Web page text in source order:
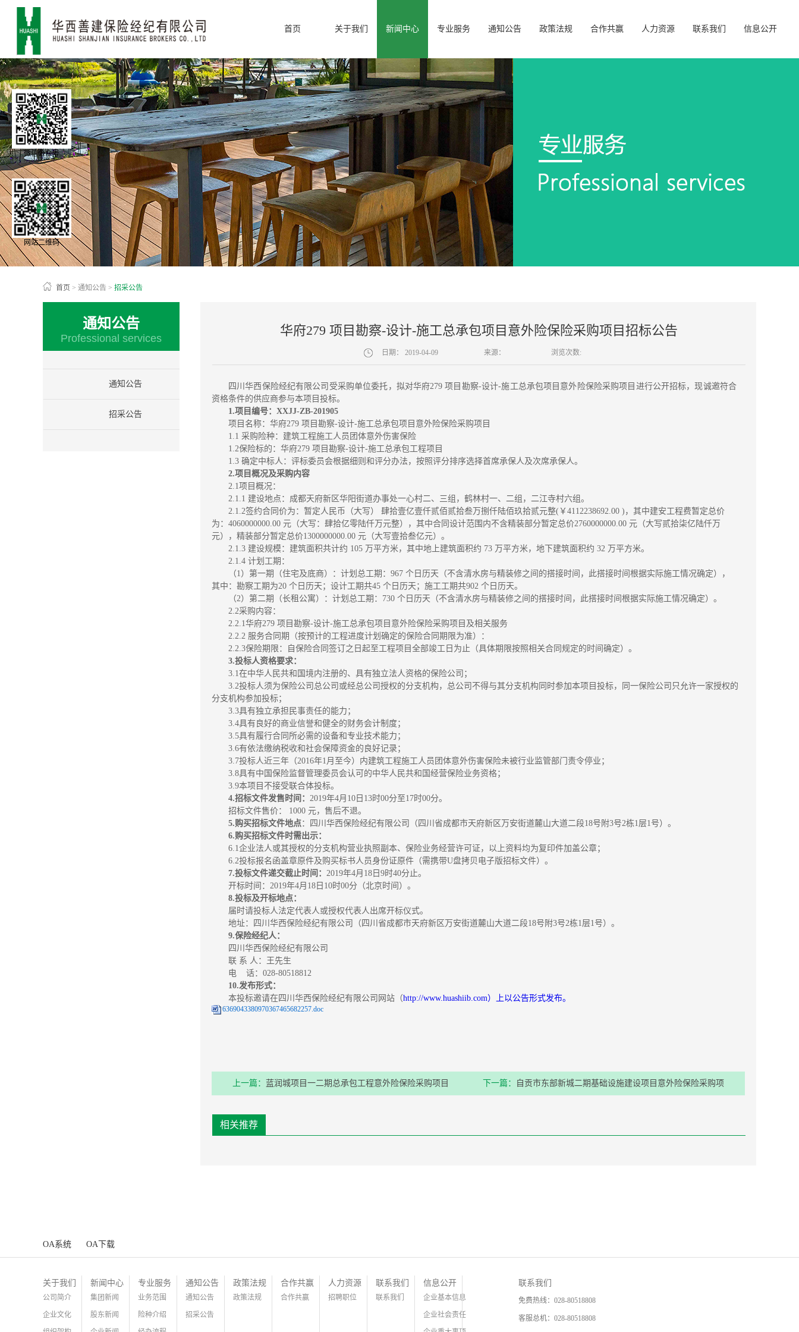
首页 关于我们 新闻中心 专业服务 通知公告 政策法规 合作共赢 人力资源 联系我们 信息公开
首页 > 通知公告 > 招采公告
通知公告
Professional services
通知公告
招采公告
华府279 项目勘察-设计-施工总承包项目意外险保险采购项目招标公告
日期： 2019-04-09 来源： 浏览次数:
四川华西保险经纪有限公司受采购单位委托，拟对华府279 项目勘察-设计-施工总承包项目意外险保险采购项目进行公开招标，现诚邀符合
资格条件的供应商参与本项目投标。
1.项目编号：XXJJ-ZB-201905
项目名称：华府279 项目勘察-设计-施工总承包项目意外险保险采购项目
1.1 采购险种：建筑工程施工人员团体意外伤害保险
1.2保险标的：华府279 项目勘察-设计-施工总承包工程项目
1.3 确定中标人：评标委员会根据细则和评分办法，按照评分排序选择首席承保人及次席承保人。
2.项目概况及采购内容
2.1项目概况：
2.1.1 建设地点：成都天府新区华阳街道办事处一心村二、三组，鹤林村一、二组，二江寺村六组。
2.1.2签约合同价为：暂定人民币（大写） 肆拾壹亿壹仟贰佰贰拾叁万捌仟陆佰玖拾贰元整(￥4112238692.00 )，其中建安工程费暂定总价
为：4060000000.00 元（大写：肆拾亿零陆仟万元整），其中合同设计范围内不含精装部分暂定总价2760000000.00 元（大写贰拾柒亿陆仟万
元），精装部分暂定总价1300000000.00 元（大写壹拾叁亿元）。
2.1.3 建设规模：建筑面积共计约 105 万平方米，其中地上建筑面积约 73 万平方米，地下建筑面积约 32 万平方米。
2.1.4 计划工期：
（1）第一期（住宅及底商）：计划总工期：967 个日历天（不含清水房与精装修之间的搭接时间，此搭接时间根据实际施工情况确定），
其中：勘察工期为20 个日历天；设计工期共45 个日历天；施工工期共902 个日历天。
（2）第二期（长租公寓）：计划总工期：730 个日历天（不含清水房与精装修之间的搭接时间，此搭接时间根据实际施工情况确定）。
2.2采购内容：
2.2.1华府279 项目勘察-设计-施工总承包项目意外险保险采购项目及相关服务
2.2.2 服务合同期（按预计的工程进度计划确定的保险合同期限为准）：
2.2.3保险期限：自保险合同签订之日起至工程项目全部竣工日为止（具体期限按照相关合同规定的时间确定）。
3.投标人资格要求：
3.1在中华人民共和国境内注册的、具有独立法人资格的保险公司；
3.2投标人须为保险公司总公司或经总公司授权的分支机构，总公司不得与其分支机构同时参加本项目投标，同一保险公司只允许一家授权的
分支机构参加投标；
3.3具有独立承担民事责任的能力；
3.4具有良好的商业信誉和健全的财务会计制度；
3.5具有履行合同所必需的设备和专业技术能力；
3.6有依法缴纳税收和社会保障资金的良好记录；
3.7投标人近三年（2016年1月至今）内建筑工程施工人员团体意外伤害保险未被行业监管部门责令停业；
3.8具有中国保险监督管理委员会认可的中华人民共和国经营保险业务资格；
3.9本项目不接受联合体投标。
4.招标文件发售时间： 2019年4月10日13时00分至17时00分。
招标文件售价： 1000 元，售后不退。
5.购买招标文件地点：四川华西保险经纪有限公司（四川省成都市天府新区万安街道麓山大道二段18号附3号2栋1层1号）。
6.购买招标文件时需出示：
6.1企业法人或其授权的分支机构营业执照副本、保险业务经营许可证，以上资料均为复印件加盖公章；
6.2投标报名函盖章原件及购买标书人员身份证原件（需携带U盘拷贝电子版招标文件）。
7.投标文件递交截止时间： 2019年4月18日9时40分止。
开标时间：2019年4月18日10时00分（北京时间）。
8.投标及开标地点：
届时请投标人法定代表人或授权代表人出席开标仪式。
地址：四川华西保险经纪有限公司（四川省成都市天府新区万安街道麓山大道二段18号附3号2栋1层1号）。
9.保险经纪人：
四川华西保险经纪有限公司
联 系 人：王先生
电 话：028-80518812
10.发布形式：
本投标邀请在四川华西保险经纪有限公司网站（http://www.huashiib.com）上以公告形式发布。
6369043380970367465682257.doc
上一篇： 蓝润城项目一二期总承包工程意外险保险采购项目 下一篇： 自贡市东部新城二期基础设施建设项目意外险保险采购项
相关推荐
OA系统 OA下载
关于我们
公司简介
企业文化
新闻中心
集团新闻
股东新闻
专业服务
业务范围
险种介绍
通知公告
通知公告
招采公告
政策法规
政策法规
合作共赢
合作共赢
人力资源
招聘职位
联系我们
联系我们
信息公开
企业基本信息
企业社会责任
联系我们
免费热线： 028-80518808
客服总机： 028-80518808
网站二维码
微信公众号